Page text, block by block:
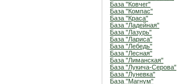
База "Ковчег"
База "Компас"
База "Краса"
База "Ладейная"
База "Лазурь"
База "Лариса"
База "Лебедь"
База "Лесная"
База "Лиманская"
База "Лукича-Серова"
База "Луневка"
База "Магнум"